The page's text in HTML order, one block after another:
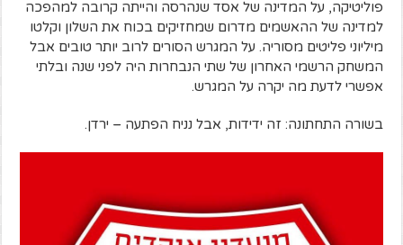
פוליטיקה, על המדינה של אסד שנהרסה והייתה קרובה למהפכה
למדינה של ההאשמים מדרום שמחזיקים בכוח את השלון וקלטו
מיליוני פליטים מסוריה. על המגרש הסורים לרוב יותר טובים אבל
המשחק הרשמי האחרון של שתי הנבחרות היה לפני שנה ובלתי
אפשרי לדעת מה יקרה על המגרש.
בשורה התחתונה: זה ידידות, אבל נניח הפתעה – ירדן.